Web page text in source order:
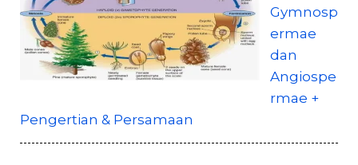
Gymnosp
ermae
dan
Angiospe
rmae +
Pengertian & Persamaan